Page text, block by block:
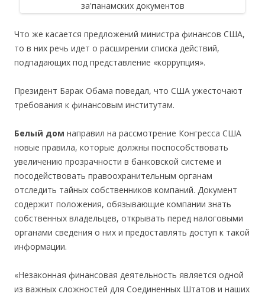
Что же касается предложений министра финансов США,
то в них речь идет о расширении списка действий,
подпадающих под представление «коррупция».
Президент Барак Обама поведал, что США ужесточают
требования к финансовым институтам.
Белый дом направил на рассмотрение Конгресса США
новые правила, которые должны поспособствовать
увеличению прозрачности в банковской системе и
посодействовать правоохранительным органам
отследить тайных собственников компаний. Документ
содержит положения, обязывающие компании знать
собственных владельцев, открывать перед налоговыми
органами сведения о них и предоставлять доступ к такой
информации.
«Незаконная финансовая деятельность является одной
из важных сложностей для Соединенных Штатов и наших